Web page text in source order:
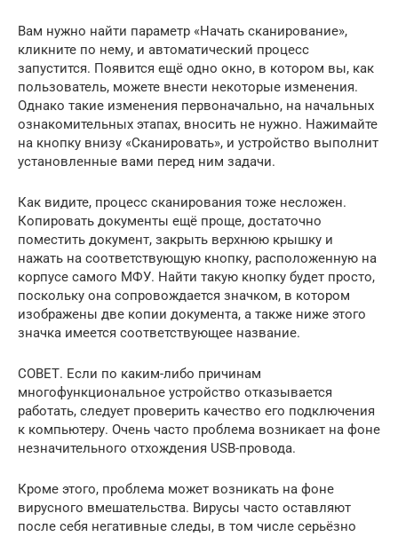
Вам нужно найти параметр «Начать сканирование»,
кликните по нему, и автоматический процесс
запустится. Появится ещё одно окно, в котором вы, как
пользователь, можете внести некоторые изменения.
Однако такие изменения первоначально, на начальных
ознакомительных этапах, вносить не нужно. Нажимайте
на кнопку внизу «Сканировать», и устройство выполнит
установленные вами перед ним задачи.
Как видите, процесс сканирования тоже несложен.
Копировать документы ещё проще, достаточно
поместить документ, закрыть верхнюю крышку и
нажать на соответствующую кнопку, расположенную на
корпусе самого МФУ. Найти такую кнопку будет просто,
поскольку она сопровождается значком, в котором
изображены две копии документа, а также ниже этого
значка имеется соответствующее название.
СОВЕТ. Если по каким-либо причинам
многофункциональное устройство отказывается
работать, следует проверить качество его подключения
к компьютеру. Очень часто проблема возникает на фоне
незначительного отхождения USB-провода.
Кроме этого, проблема может возникать на фоне
вирусного вмешательства. Вирусы часто оставляют
после себя негативные следы, в том числе серьёзно